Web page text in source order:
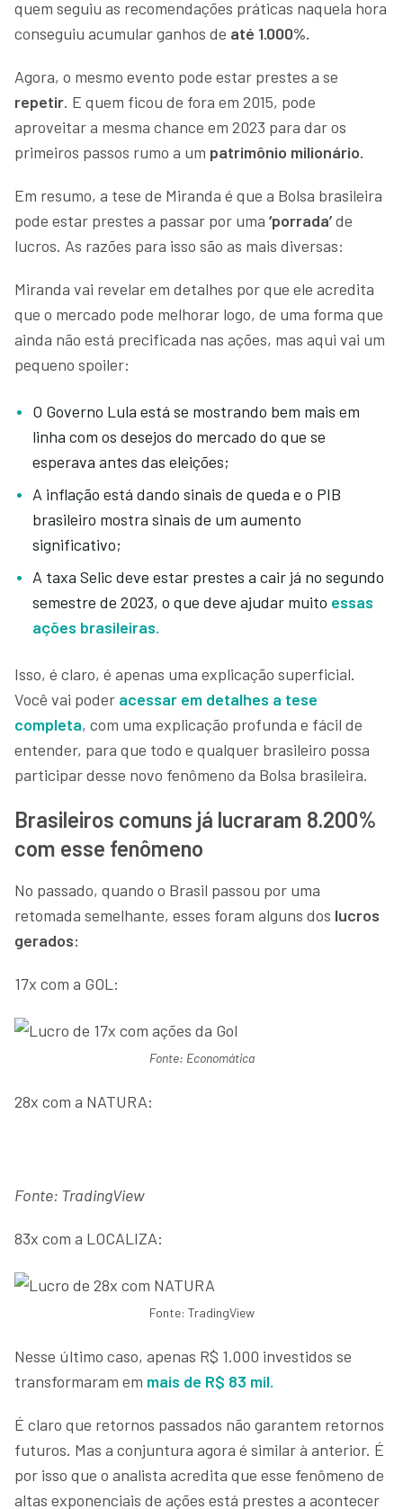
quem seguiu as recomendações práticas naquela hora
conseguiu acumular ganhos de até 1.000%.
Agora, o mesmo evento pode estar prestes a se
repetir. E quem ficou de fora em 2015, pode
aproveitar a mesma chance em 2023 para dar os
primeiros passos rumo a um patrimônio milionário.
Em resumo, a tese de Miranda é que a Bolsa brasileira
pode estar prestes a passar por uma ‘porrada’de
lucros. As razões para isso são as mais diversas:
Miranda vai revelar em detalhes por que ele acredita
que o mercado pode melhorar logo, de uma forma que
ainda não está precificada nas ações, mas aqui vai um
pequeno spoiler:
O Governo Lula está se mostrando bem mais em
linha com os desejos do mercado do que se
esperava antes das eleições;
A inflação está dando sinais de queda e o PIB
brasileiro mostra sinais de um aumento
significativo;
A taxa Selic deve estar prestes a cair já no segundo
semestre de 2023, o que deve ajudar muito essas
ações brasileiras.
Isso, é claro, é apenas uma explicação superficial.
Você vai poder acessar em detalhes a tese
completa, com uma explicação profunda e fácil de
entender, para que todo e qualquer brasileiro possa
participar desse novo fenômeno da Bolsa brasileira.
Brasileiros comuns já lucraram 8.200%
com esse fenômeno
No passado, quando o Brasil passou por uma
retomada semelhante, esses foram alguns dos lucros
gerados:
17x com a GOL:
Fonte: Economática
28x com a NATURA:
Fonte: TradingView
83x com a LOCALIZA:
Fonte: TradingView
Nesse último caso, apenas R$ 1.000 investidos se
transformaram em mais de R$ 83 mil.
É claro que retornos passados não garantem retornos
futuros. Mas a conjuntura agora é similar à anterior. É
por isso que o analista acredita que esse fenômeno de
altas exponenciais de ações está prestes a acontecer